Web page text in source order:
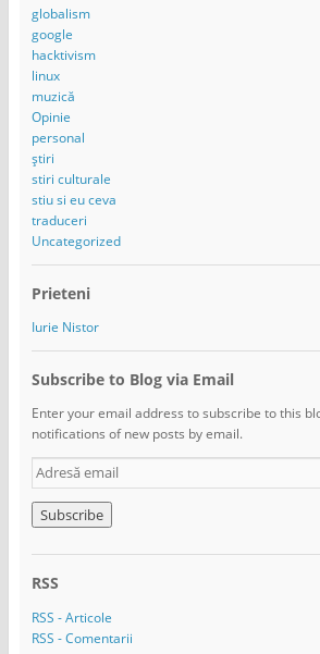
globalism
google
hacktivism
linux
muzică
Opinie
personal
știri
stiri culturale
stiu si eu ceva
traduceri
Uncategorized
Prieteni
Iurie Nistor
Subscribe to Blog via Email
Enter your email address to subscribe to this
notifications of new posts by email.
A
d
r
e
s
e
m
a
RSS
RSS - Articole
RSS - Comentarii